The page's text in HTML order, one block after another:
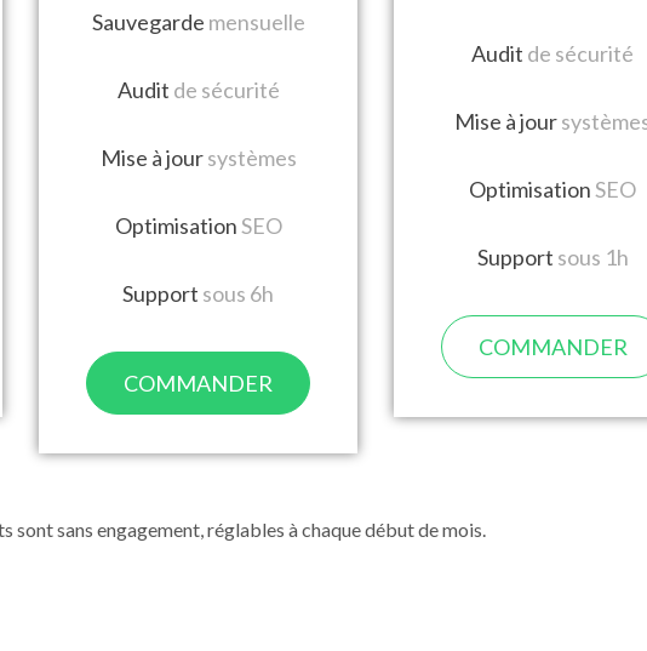
Sauvegarde mensuelle
Audit de sécurité
Mise à joursystèmes
OptimisationSEO
Support sous 6h
COMMANDER
Audit de sécurité
Mise à jour
OptimisationSEO
Support sous 1h
COMMANDER
sont sans engagement, réglables à chaque début de mois.